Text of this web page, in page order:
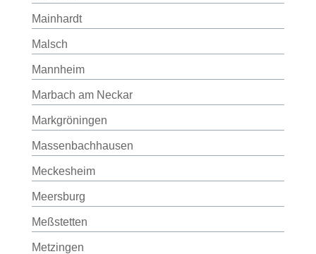
Mainhardt
Malsch
Mannheim
Marbach am Neckar
Markgröningen
Massenbachhausen
Meckesheim
Meersburg
Meßstetten
Metzingen